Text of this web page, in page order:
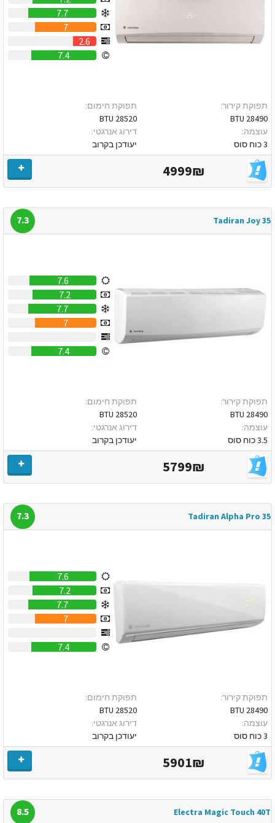
7.7
7
2.6
7.4
תפוקת קירור:
28490 BTU
עוצמה:
3 כוח סוס
תפוקת חימום:
28520 BTU
דירוג אנרגטי:
יעודכן בקרוב
4999₪
Tadiran Joy 35
7.3
7.6
7.2
7.7
7
7.4
תפוקת קירור:
28490 BTU
עוצמה:
3.5 כוח סוס
תפוקת חימום:
28520 BTU
דירוג אנרגטי:
יעודכן בקרוב
5799₪
Tadiran Alpha Pro 35
7.3
7.6
7.2
7.7
7
7.4
תפוקת קירור:
28490 BTU
עוצמה:
3 כוח סוס
תפוקת חימום:
28520 BTU
דירוג אנרגטי:
יעודכן בקרוב
5901₪
Electra Magic Touch 40T
8.5